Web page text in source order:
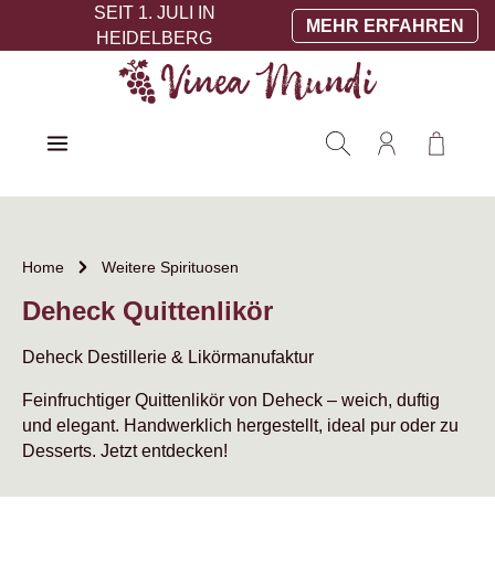
Zum Hauptinhalt springen
SEIT 1. JULI IN
HEIDELBERG
MEHR ERFAHREN
Home Weitere Spirituosen
Deheck Quittenlikör
Deheck Destillerie & Likörmanufaktur
Feinfruchtiger Quittenlikör von Deheck – weich, duftig
und elegant. Handwerklich hergestellt, ideal pur oder zu
Desserts. Jetzt entdecken!